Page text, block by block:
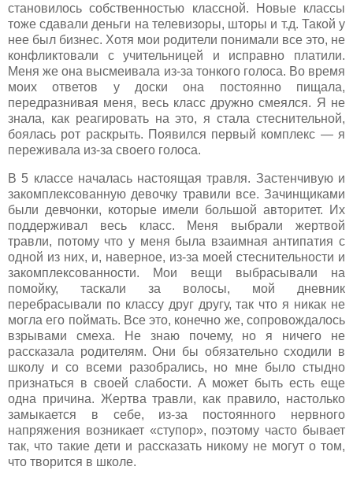
становилось собственностью классной. Новые классы
тоже сдавали деньги на телевизоры, шторы и т.д. Такой у
нее был бизнес. Хотя мои родители понимали все это, не
конфликтовали с учительницей и исправно платили.
Меня же она высмеивала из-за тонкого голоса. Во время
моих ответов у доски она постоянно пищала,
передразнивая меня, весь класс дружно смеялся. Я не
знала, как реагировать на это, я стала стеснительной,
боялась рот раскрыть. Появился первый комплекс — я
переживала из-за своего голоса.
В 5 классе началась настоящая травля. Застенчивую и
закомплексованную девочку травили все. Зачинщиками
были девчонки, которые имели большой авторитет. Их
поддерживал весь класс. Меня выбрали жертвой
травли, потому что у меня была взаимная антипатия с
одной из них, и, наверное, из-за моей стеснительности и
закомплексованности. Мои вещи выбрасывали на
помойку, таскали за волосы, мой дневник
перебрасывали по классу друг другу, так что я никак не
могла его поймать. Все это, конечно же, сопровождалось
взрывами смеха. Не знаю почему, но я ничего не
рассказала родителям. Они бы обязательно сходили в
школу и со всеми разобрались, но мне было стыдно
признаться в своей слабости. А может быть есть еще
одна причина. Жертва травли, как правило, настолько
замыкается в себе, из-за постоянного нервного
напряжения возникает «ступор», поэтому часто бывает
так, что такие дети и рассказать никому не могут о том,
что творится в школе.